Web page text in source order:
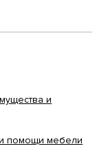
и
помощи мебели